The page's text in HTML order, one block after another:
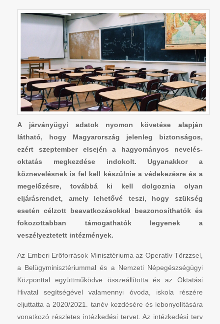
A járványügyi adatok nyomon követése alapján
látható, hogy Magyarország jelenleg biztonságos,
ezért szeptember elsején a hagyományos nevelés-
oktatás megkezdése indokolt. Ugyanakkor a
köznevelésnek is fel kell készülnie a védekezésre és a
megelőzésre, továbbá ki kell dolgoznia olyan
eljárásrendet, amely lehetővé teszi, hogy szükség
esetén célzott beavatkozásokkal beazonosíthatók és
fokozottabban támogathatók legyenek a
veszélyeztetett intézmények.
Az Emberi Erőforrások Minisztériuma az Operatív Törzzsel,
a Belügyminisztériummal és a Nemzeti Népegészségügyi
Központtal együttműködve összeállította és az Oktatási
Hivatal segítségével valamennyi óvoda, iskola részére
eljuttatta a 2020/2021. tanév kezdésére és lebonyolítására
vonatkozó részletes intézkedési tervet. Az intézkedési terv